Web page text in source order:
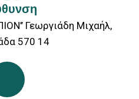
Γεωργιάδη Μιχαήλ,
570 14